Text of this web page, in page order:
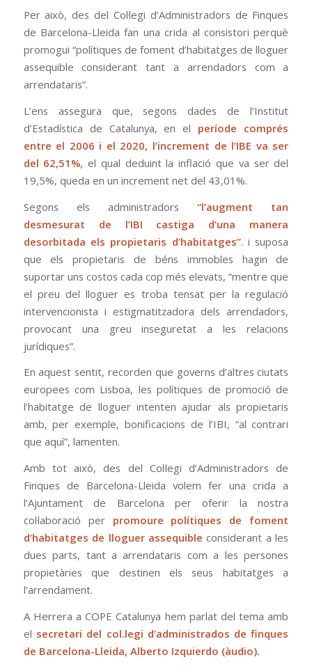
Per això, des del Col·legi d’Administradors de Finques
de Barcelona-Lleida fan una crida al consistori perquè
promogui “polítiques de foment d’habitatges de lloguer
assequible considerant tant a arrendadors com a
arrendataris”.
L’ens assegura que, segons dades de l’Institut
d’Estadística de Catalunya, en el període comprés
entre el 2006 i el 2020, l’increment de l’IBE va ser
del 62,51%, el qual deduint la inflació que va ser del
19,5%, queda en un increment net del 43,01%.
Segons els administradors“l’augment tan
desmesurat de l’IBI castiga d’una manera
desorbitada els propietaris d’habitatges”. i suposa
que els propietaris de béns immobles hagin de
suportar uns costos cada cop més elevats, “mentre que
el preu del lloguer es troba tensat per la regulació
intervencionista i estigmatitzadora dels arrendadors,
provocant una greu inseguretat a les relacions
jurídiques”.
En aquest sentit, recorden que governs d’altres ciutats
europees com Lisboa, les polítiques de promoció de
l’habitatge de lloguer intenten ajudar als propietaris
amb, per exemple, bonificacions de l’IBI, “al contrari
que aquí”, lamenten.
Amb tot això, des del Col·legi d’Administradors de
Finques de Barcelona-Lleida volem fer una crida a
l’Ajuntament de Barcelona per oferir la nostra
col·laboració perpromoure polítiques de foment
d’habitatges de lloguer assequible considerant a les
dues parts, tant a arrendataris com a les persones
propietàries que destinen els seus habitatges a
l’arrendament.
A Herrera a COPE Catalunya hem parlat del tema amb
el secretari del col.legi d’administrados de finques
de Barcelona-Lleida, Alberto Izquierdo (àudio).